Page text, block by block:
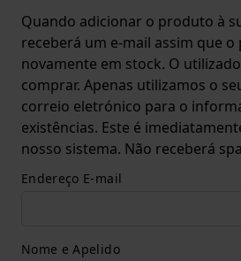
Quando adicionar o produto à
receberá um e-mail assim que
novamente em stock. O
comprar. Apenas utilizamos o
correio eletrónico para o
existências. Este é
nosso sistema. Não receberá
Endereço E-mail
Nome e Apelido